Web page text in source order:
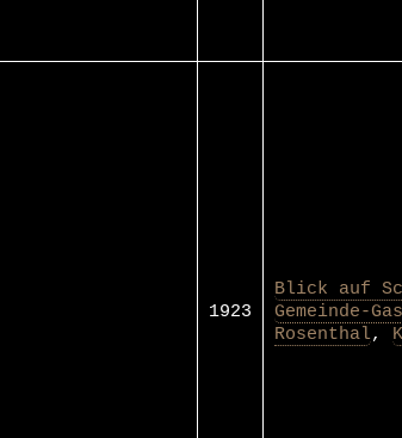
1923
Blick auf
Gemeinde-
Rosenthal,